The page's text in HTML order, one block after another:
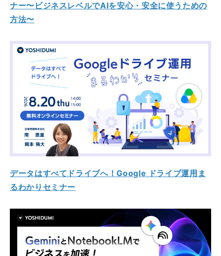
ナー〜ビジネスレベルでAIを安心・安全に使うための
方法〜
データはすべてドライブへ！Google ドライブ運用ま
るわかりセミナー